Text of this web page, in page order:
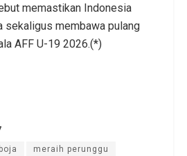
memastikan Indonesia
sekaligus membawa pulang
AFF U-19 2026.(*)
meraih perunggu